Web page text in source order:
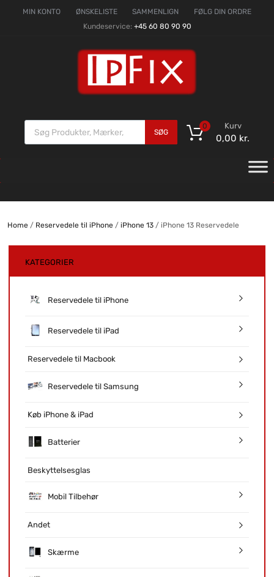
MIN KONTO ØNSKELISTE SAMMENLIGN
FØLG DIN ORDRE
Kundeservice: +45 60 80 90 90
SØG
Kurv
0,00 kr.
0
Home/ Reservedele til iPhone/ iPhone 13/ iPhone 13 Reservedele
KATEGORIER
Reservedele til iPhone
Reservedele til iPad
Reservedele til Macbook
Reservedele til Samsung
Køb iPhone & iPad
Batterier
Beskyttelsesglas
Mobil Tilbehør
Andet
Skærme